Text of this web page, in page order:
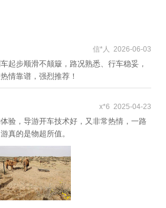
信*人 2026-06-03
起步顺滑不颠簸，路况熟悉、行车稳妥，
情靠谱，强烈推荐！
x*6 2025-04-23
验，导游开车技术好，又非常热情，一路
真的是物超所值。